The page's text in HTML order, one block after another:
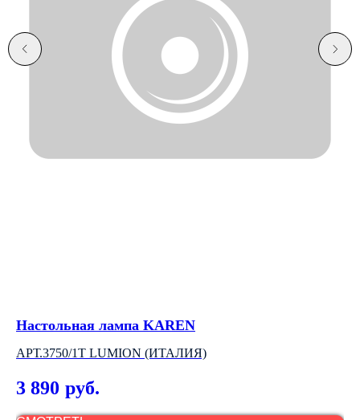
Настольная лампа KAREN
АРТ.3750/1T LUMION (ИТАЛИЯ)
3 890 руб.